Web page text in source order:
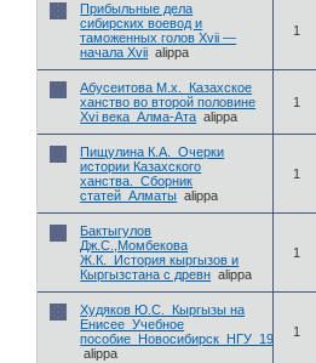
Прибыльные дела
сибирских воевод и
таможенных голов Xvii —
начала Xvii alippa
1
Абусеитова М.x._Казахское
ханство во второй половине
Xvi века_Алма-Ата alippa
1
Пищулина К.А._Очерки
истории Казахского
ханства._Сборник
статей_Алматы alippa
1
Бактыгулов
Дж.С.,Момбекова
Ж.К._История кыргызов и
Кыргызстана с древн alippa
1
Худяков Ю.С._Кыргызы на
Енисее_Учебное
пособие_Новосибирск_НГУ_1986_82
alippa
1